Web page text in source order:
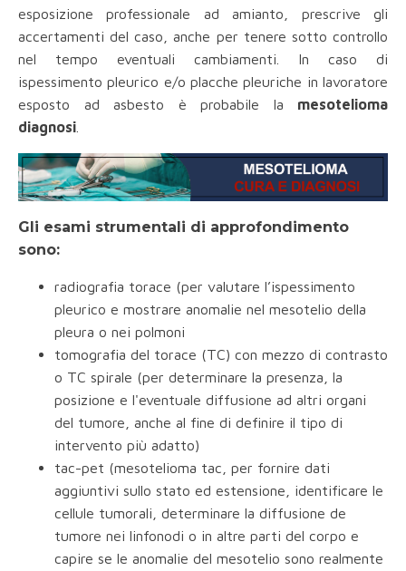
esposizione professionale ad amianto, prescrive gli
accertamenti del caso, anche per tenere sotto controllo
nel tempo eventuali cambiamenti. In caso di
ispessimento pleurico e/o placche pleuriche in lavoratore
esposto ad asbesto è probabile la mesotelioma
diagnosi
Gli esami strumentali di approfondimento
sono:
radiografia torace (per valutare l’ispessimento
pleurico e mostrare anomalie nel mesotelio della
pleura o nei polmoni
tomografia del torace (TC) con mezzo di contrasto
o TC spirale (per determinare la presenza, la
posizione e l'eventuale diffusione ad altri organi
del tumore, anche al fine di definire il tipo di
intervento più adatto)
tac-pet (mesotelioma tac, per fornire dati
aggiuntivi sullo stato ed estensione, identificare le
cellule tumorali, determinare la diffusione de
tumore nei linfonodi o in altre parti del corpo e
capire se le anomalie del mesotelio sono realmente